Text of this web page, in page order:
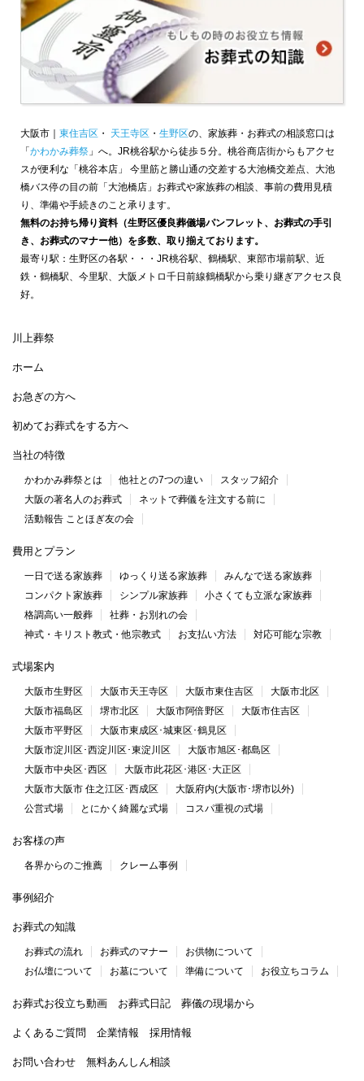
大阪市｜ 東住吉区 ・ 天王寺区 ・ 生野区の、家族葬・お葬式の相談窓口は
「かわかみ葬祭 」へ。JR桃谷駅から徒歩５分。桃谷商店街からもアクセ
スが便利な「桃谷本店」 今里筋と勝山通の交差する大池橋交差点、大池
橋バス停の目の前「大池橋店」お葬式や家族葬の相談、事前の費用見積
り、準備や手続きのこと承ります。
無料のお持ち帰り資料（生野区優良葬儀場パンフレット、お葬式の手引
き、お葬式のマナー他）を多数、取り揃えております。
最寄り駅：生野区の各駅・・・JR桃谷駅、鶴橋駅、東部市場前駅、近
鉄・鶴橋駅、今里駅、大阪メトロ千日前線鶴橋駅から乗り継ぎアクセス良
好。
川上葬祭
ホーム
お急ぎの方へ
初めてお葬式をする方へ
当社の特徴
かわかみ葬祭とは 他社との7つの違い
スタッフ紹介
大阪の著名人のお葬式
ネットで葬儀を注文する前に
活動報告 ことほぎ友の会
費用とプラン
一日で送る家族葬 ゆっくり送る家族葬
みんなで送る家族葬
コンパクト家族葬
シンプル家族葬
小さくても立派な家族葬
格調高い一般葬
社葬・お別れの会
神式・キリスト教式・他宗教式
お支払い方法 対応可能な宗教
式場案内
大阪市生野区 大阪市天王寺区 大阪市東住吉区
大阪市北区
大阪市福島区
堺市北区 大阪市阿倍野区
大阪市住吉区
大阪市平野区
大阪市東成区･城東区･鶴見区
大阪市淀川区･西淀川区･東淀川区
大阪市旭区･都島区
大阪市中央区･西区
大阪市此花区･港区･大正区
大阪市大阪市 住之江区･西成区
大阪府内(大阪市･堺市以外)
公営式場
とにかく綺麗な式場 コスパ重視の式場
お客様の声
各界からのご推薦 クレーム事例
事例紹介
お葬式の知識
お葬式の流れ お葬式のマナー
お供物について
お仏壇について
お墓について 準備について お役立ちコラム
お葬式お役立ち動画 お葬式日記 葬儀の現場から
よくあるご質問 企業情報 採用情報
お問い合わせ 無料あんしん相談